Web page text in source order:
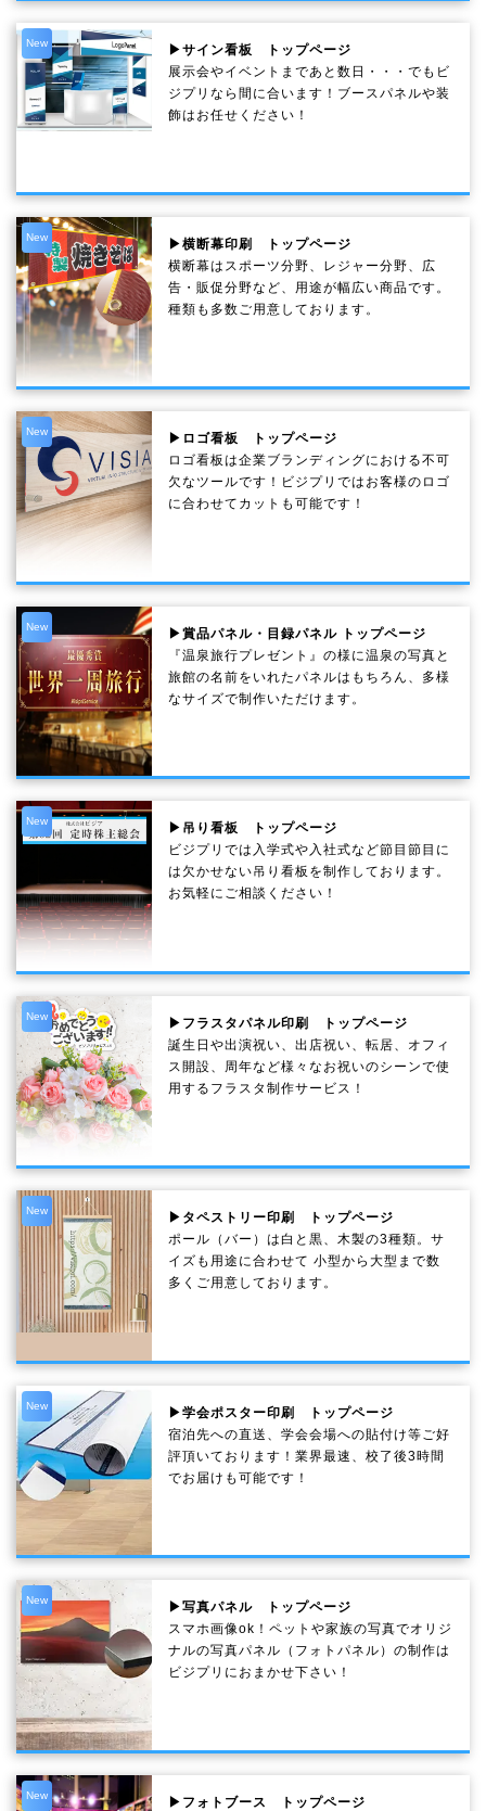
New
▶サイン看板 トップページ
展示会やイベントまであと数日・・・でもビ
ジプリなら間に合います！ブースパネルや装
飾はお任せください！
New
▶横断幕印刷 トップページ
横断幕はスポーツ分野、レジャー分野、広
告・販促分野など、用途が幅広い商品です。
種類も多数ご用意しております。
New
▶ロゴ看板 トップページ
ロゴ看板は企業ブランディングにおける不可
欠なツールです！ビジプリではお客様のロゴ
に合わせてカットも可能です！
New
▶賞品パネル・目録パネル トップページ
『温泉旅行プレゼント』の様に温泉の写真と
旅館の名前をいれたパネルはもちろん、多様
なサイズで制作いただけます。
New
▶吊り看板 トップページ
ビジプリでは入学式や入社式など節目節目に
は欠かせない吊り看板を制作しております。
お気軽にご相談ください！
New
▶フラスタパネル印刷 トップページ
誕生日や出演祝い、出店祝い、転居、オフィ
ス開設、周年など様々なお祝いのシーンで使
用するフラスタ制作サービス！
New
▶タペストリー印刷 トップページ
ポール（バー）は白と黒、木製の3種類。サ
イズも用途に合わせて 小型から大型まで数
多くご用意しております。
New
▶学会ポスター印刷 トップページ
宿泊先への直送、学会会場への貼付け等ご好
評頂いております！業界最速、校了後3時間
でお届けも可能です！
New
▶写真パネル トップページ
スマホ画像ok！ペットや家族の写真でオリジ
ナルの写真パネル（フォトパネル）の制作は
ビジプリにおまかせ下さい！
New
▶フォトブース トップページ